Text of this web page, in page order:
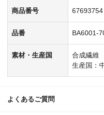
商品番号 67693754
品番 BA6001-
素材・生産国
合成繊維
生産国：
よくあるご質問